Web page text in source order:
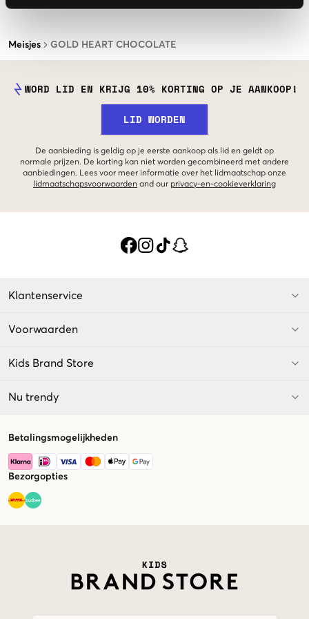
Meisjes GOLD HEART CHOCOLATE
WORD LID EN KRIJG 10% KORTING OP JE AANKOOP!
LID WORDEN
De aanbieding is geldig op je eerste aankoop als lid en geldt op
normale prijzen. De korting kan niet worden gecombineerd met andere
aanbiedingen. Lees voor meer informatie over het lidmaatschap onze
lidmaatschapsvoorwaarden and our privacy-en-cookieverklaring
Klantenservice
Voorwaarden
Kids Brand Store
Nu trendy
Betalingsmogelijkheden
Bezorgopties